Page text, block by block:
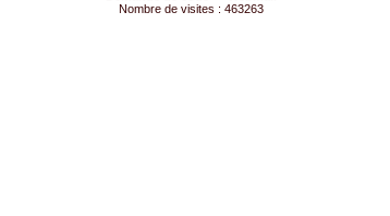
Nombre de visites : 463263